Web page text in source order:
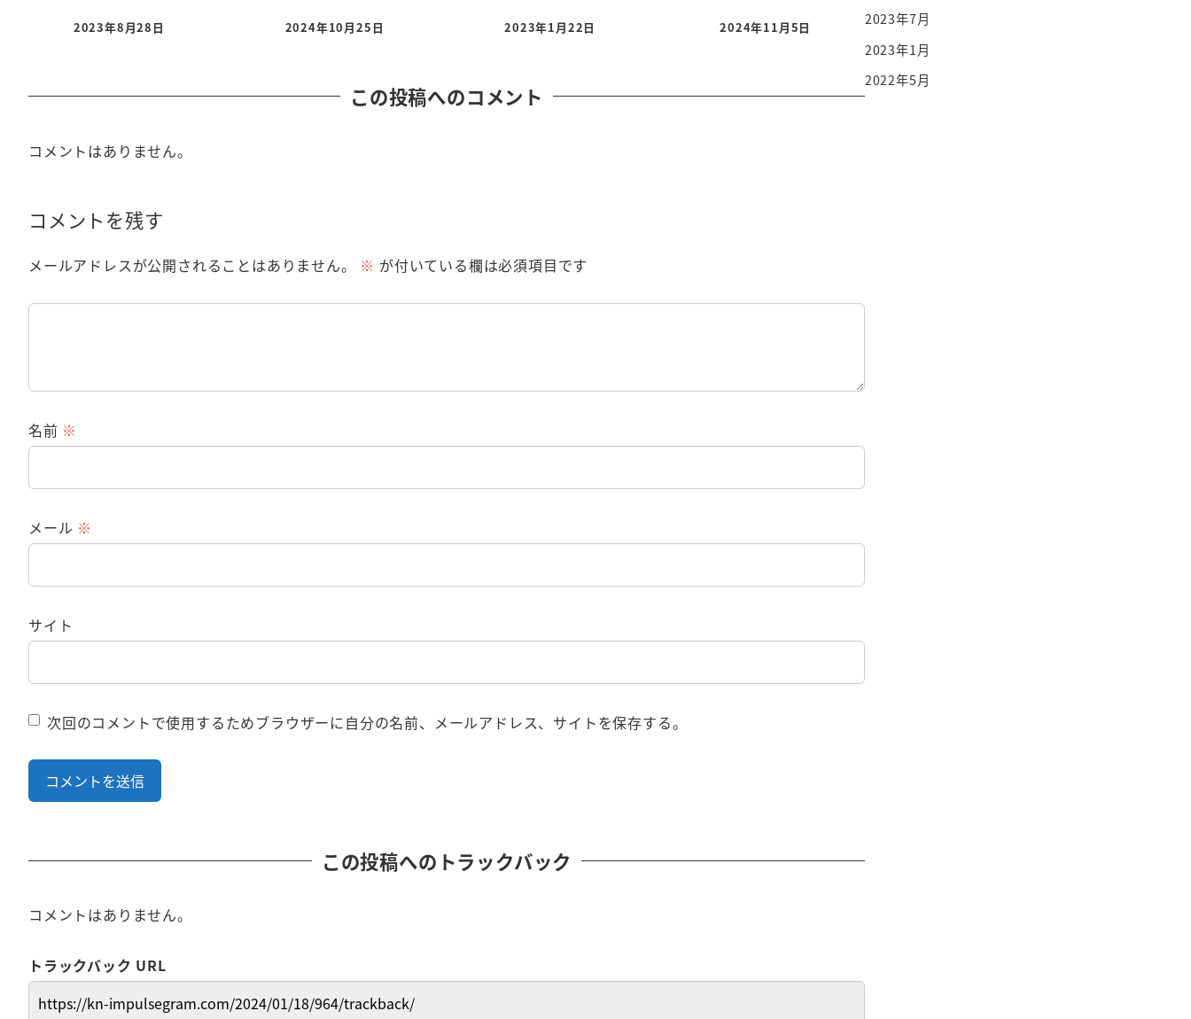
2023年8月28日 2024年10月25日 2023年1月22日 2024年11月5日
この投稿へのコメント
コメントはありません。
コメントを残す
メールアドレスが公開されることはありません。 ※ が付いている欄は必須項目です
名前 ※
メール ※
サイト
次回のコメントで使用するためブラウザーに自分の名前、メールアドレス、サイトを保存する。
この投稿へのトラックバック
コメントはありません。
トラックバック URL
2023年7月
2023年1月
2022年5月